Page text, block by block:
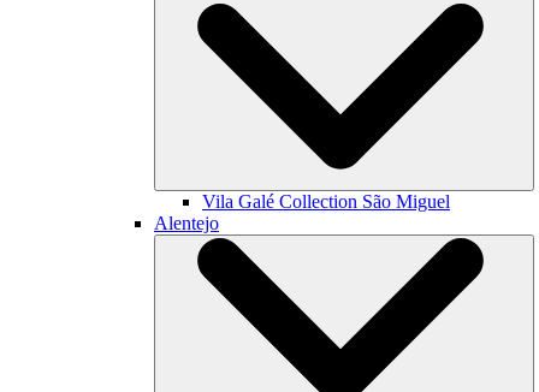
Vila Galé Collection São Miguel
Alentejo